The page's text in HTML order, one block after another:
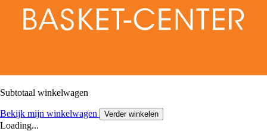
Subtotaal winkelwagen
Bekijk mijn winkelwagen Verder winkelen
Loading...